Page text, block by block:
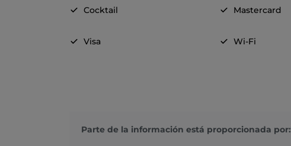
Cocktail Mastercard
Visa Wi-Fi
Parte de la información está proporcionada por: